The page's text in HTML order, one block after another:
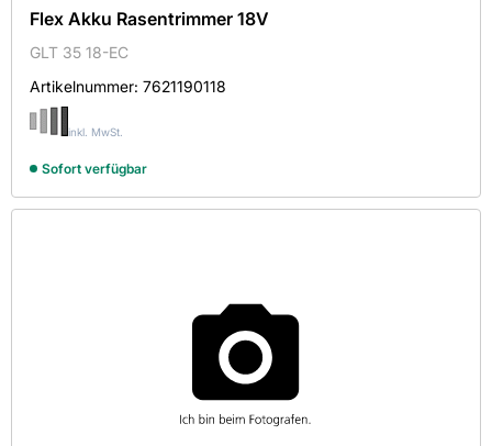
Flex Akku Rasentrimmer 18V
GLT 35 18-EC
Artikelnummer: 7621190118
inkl. MwSt.
Sofort verfügbar